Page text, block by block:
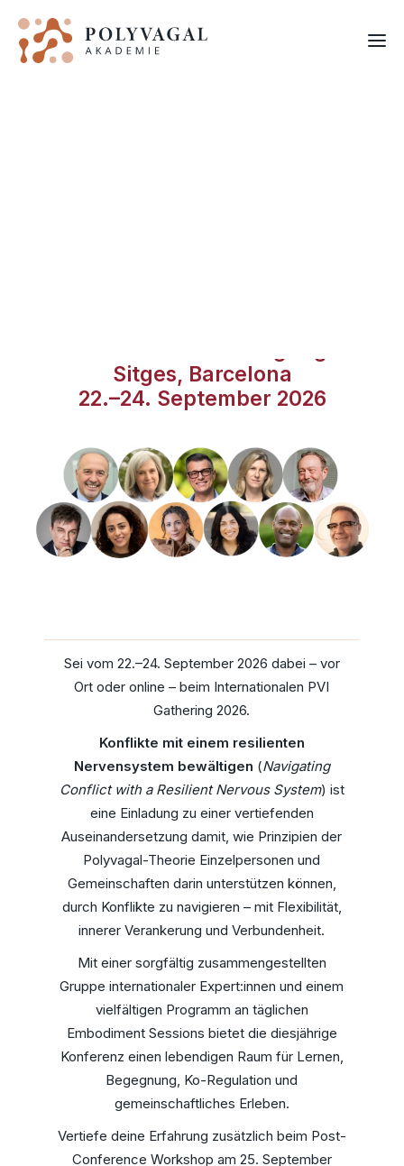
Sitges, Barcelona
22.–24. September 2026
Sei vom 22.–24. September 2026 dabei – vor
Ort oder online – beim Internationalen PVI
Gathering 2026.
Konflikte mit einem resilienten
Nervensystem bewältigen (Navigating
Conflict with a Resilient Nervous System) ist
eine Einladung zu einer vertiefenden
Auseinandersetzung damit, wie Prinzipien der
Polyvagal-Theorie Einzelpersonen und
Gemeinschaften darin unterstützen können,
durch Konflikte zu navigieren – mit Flexibilität,
innerer Verankerung und Verbundenheit.
Mit einer sorgfältig zusammengestellten
Gruppe internationaler Expert:innen und einem
vielfältigen Programm an täglichen
Embodiment Sessions bietet die diesjährige
Konferenz einen lebendigen Raum für Lernen,
Begegnung, Ko-Regulation und
gemeinschaftliches Erleben.
Vertiefe deine Erfahrung zusätzlich beim Post-
Conference Workshop am 25. September